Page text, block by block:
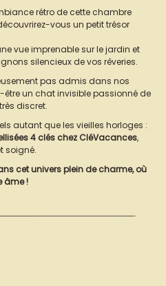
rétro de cette chambre
vous un petit trésor
vue imprenable sur le jardin et
silencieux de vos rêveries.
pas admis dans nos
un chat invisible passionné de
discret.
autant que les vieilles horloges :
4 clés chez CléVacances,
soigné.
cet univers plein de charme, où
âme !